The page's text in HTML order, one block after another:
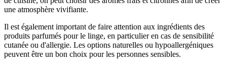
une atmosphère vivifiante.
Il est également important de faire attention aux ingrédients des
produits parfumés pour le linge, en particulier en cas de sensibilité
cutanée ou d'allergie. Les options naturelles ou hypoallergéniques
peuvent être un bon choix pour les personnes sensibles.